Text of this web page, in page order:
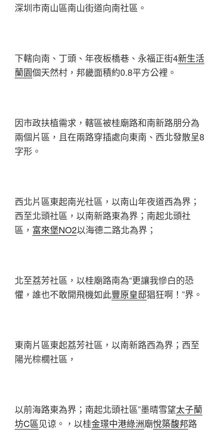
深圳市南山區南山街道向南社區。
下轄向南、丁頭、年夜板橋巷、永福正街4新生活
蘭園個天然村，邦畿面積約0.8平方公裡。
因市政扶植需求，轄區被桂廟路和南新路朋分為
兩個片區，且在兩路穿插處向東南、西北發散呈8
字形。
西北片區東起南光社區，以南山年夜道西為界；
西至北頭社區，以南新路東為界；南起北頭社
區， 富來堡NO2以海德二路北為界；
北至荔芳社區，以桂廟路南為“更讓我慘白的恐
懼，誰也不敢開飛機如此豐原皇邸猖狂啊！”界。
東南片區東起荔芳社區，以南新路西為界；西至
陽光棕櫚社區，
以前海路東為界；南起北頭社區”墨晴雪望太子蘭
坊C區见谅。，以桂金璟中港綠洲廟悅築馥邦路